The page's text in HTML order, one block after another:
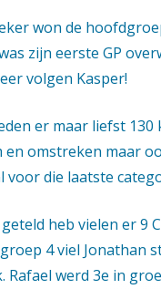
won de
zijn eerste GP
volgen Kasper!
er maar liefst
en omstreken maar
voor die laatste
heb vielen er 9
4 viel Jonathan
Rafael werd 3e in